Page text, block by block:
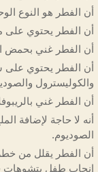
أن الفطر هو النوع
أن الفطر يحتوي على
أن الفطر غني بحمض
والكوليسترول
أن الفطر غني
أنه لا حاجة لإضافة
الصوديوم.
أن الفطر يقلل من
إنجاب طفل بتشوهات